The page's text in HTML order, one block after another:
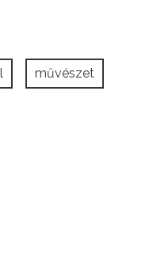
művészet